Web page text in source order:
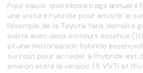
Pour savoir quel kilométrage annuel il
une voiture hybride pour amortir le
l’exemple de la Toyota Yaris dernière
existe avec deux moteurs essence
et une motorisation hybride essence/
surcoût pour accéder à l’hybride est
environ entre la version 1.5 VVTi et